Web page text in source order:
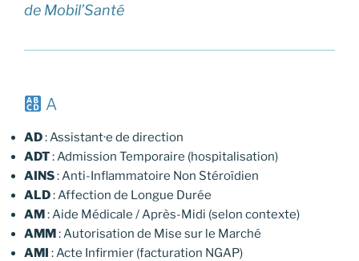
de Mobil’Santé
A
AD: Assistant·e de direction
ADT: Admission Temporaire (hospitalisation)
AINS: Anti-Inflammatoire Non Stéroïdien
ALD: Affection de Longue Durée
AM: Aide Médicale / Après-Midi (selon contexte)
AMM: Autorisation de Mise sur le Marché
AMI : Acte Infirmier (facturation NGAP)